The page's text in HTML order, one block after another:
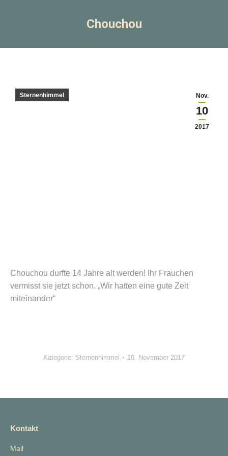
Chouchou
Nov.
10
2017
Sternenhimmel
Chouchou durfte 14 Jahre alt werden! Ihr Frauchen
vermisst sie jetzt schon. „Wir hatten eine gute Zeit
miteinander“
Kategorie: Sternenhimmel 10. November 2017
Kontakt
Mail